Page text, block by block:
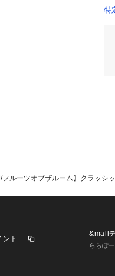
着
◆
定
し
ゆ
特
フルーツオブザルーム】クラッシ
ト
&mall
ららぽ